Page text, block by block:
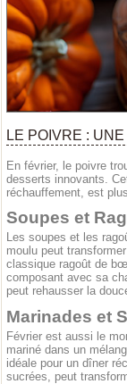
LE POIVRE :
En février, le poivre
desserts innovants.
réchauffement, est
Soupes et
Les soupes et les
moulu peut
classique ragoût de
composant avec sa
peut rehausser la
Marinades et
Février est aussi le
mariné dans un
idéale pour un dîner
sucrées, peut